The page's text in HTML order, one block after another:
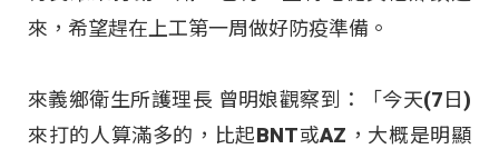
來，希望趕在上工第一周做好防疫準備。
來義鄉衛生所護理長 曾明娘觀察到：「今天(7日)
來打的人算滿多的，比起BNT或AZ，大概是明顯